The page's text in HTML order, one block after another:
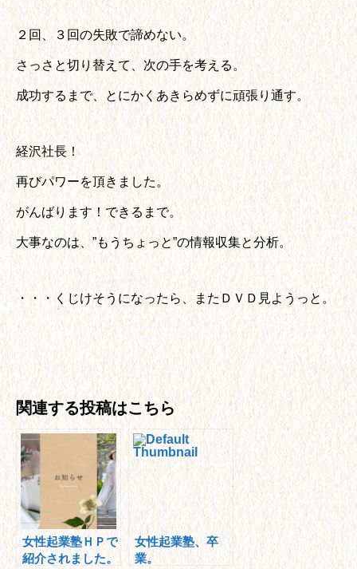
２回、３回の失敗で諦めない。
さっさと切り替えて、次の手を考える。
成功するまで、とにかくあきらめずに頑張り通す。
経沢社長！
再びパワーを頂きました。
がんばります！できるまで。
大事なのは、”もうちょっと”の情報収集と分析。
・・・くじけそうになったら、またＤＶＤ見ようっと。
関連する投稿はこちら
女性起業塾ＨＰで
紹介されました。
女性起業塾、卒
業。